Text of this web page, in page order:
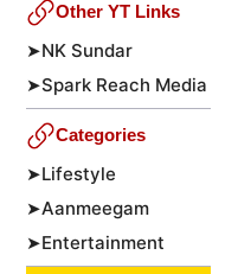
Other YT Links
➤NK Sundar
➤Spark Reach Media
Categories
➤Lifestyle
➤Aanmeegam
➤Entertainment